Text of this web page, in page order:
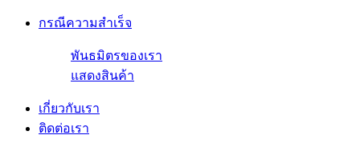
กรณีความสำเร็จ
พันธมิตรของเรา
แสดงสินค้า
เกี่ยวกับเรา
ติดต่อเรา